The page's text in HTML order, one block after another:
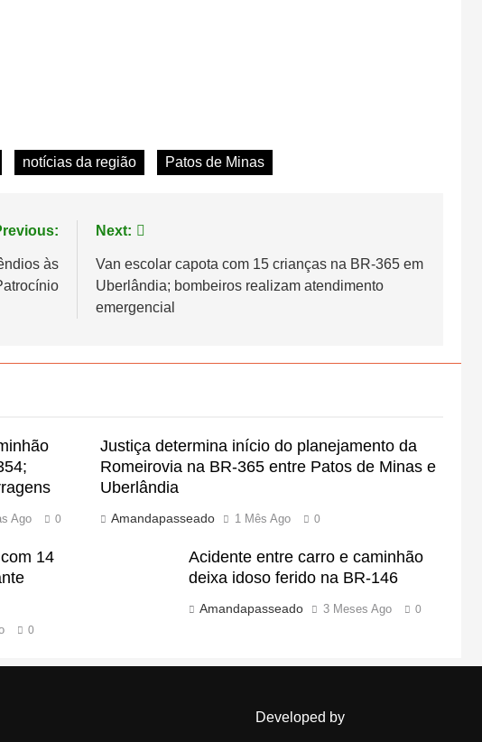
notícias da região Patos de Minas
às
Next:
Van escolar capota com 15 crianças na BR-365 em
Uberlândia; bombeiros realizam atendimento
emergencial
Ago 0
Justiça determina início do planejamento da
Romeirovia na BR-365 entre Patos de Minas e
Uberlândia
Amandapasseado 1 Mês Ago 0
14
0
Acidente entre carro e caminhão
deixa idoso ferido na BR-146
Amandapasseado 3 Meses Ago 0
Developed by